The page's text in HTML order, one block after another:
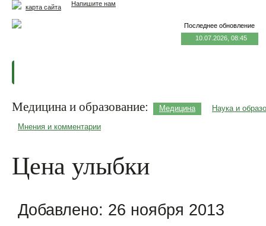
Напишите нам
карта сайта
Последнее обновление
10.07.2026, 08:45
Медицина и образование: Медицина Наука и
Мнения и комментарии
Цена улыбки
Добавлено: 26 ноября 2013